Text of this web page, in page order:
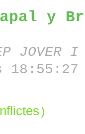
y
JOVER I
18:55:27
)